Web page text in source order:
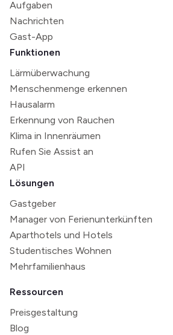
Aufgaben
Nachrichten
Gast-App
Funktionen
Lärmüberwachung
Menschenmenge erkennen
Hausalarm
Erkennung von Rauchen
Klima in Innenräumen
Rufen Sie Assist an
API
Lösungen
Gastgeber
Manager von Ferienunterkünften
Aparthotels und Hotels
Studentisches Wohnen
Mehrfamilienhaus
Ressourcen
Preisgestaltung
Blog